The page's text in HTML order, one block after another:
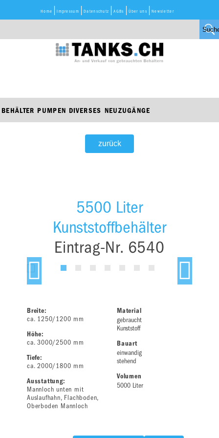
Home Impressum Datenschutz AGBs Über uns Newsletter
BEHÄLTER PUMPEN DIVERSES NEUZUGÄNGE
zurück
5500 Liter
Kunststoffbehälter
Eintrag-Nr. 6540
Breite:
ca. 1250/1200 mm
Höhe:
ca. 3000/2500 mm
Tiefe:
ca. 2000/1800 mm
Ausstattung:
Mannloch unten mit
Auslaufhahn, Flachboden,
Oberboden Mannloch
Material
gebraucht
Kunststoff
Bauart
einwandig
stehend
Volumen
5000 Liter